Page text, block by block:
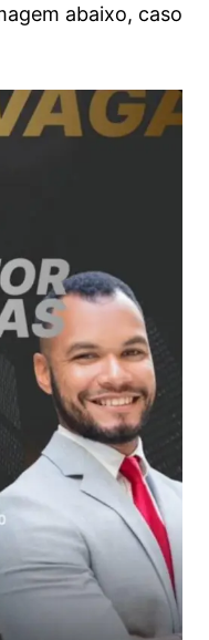
abaixo, caso